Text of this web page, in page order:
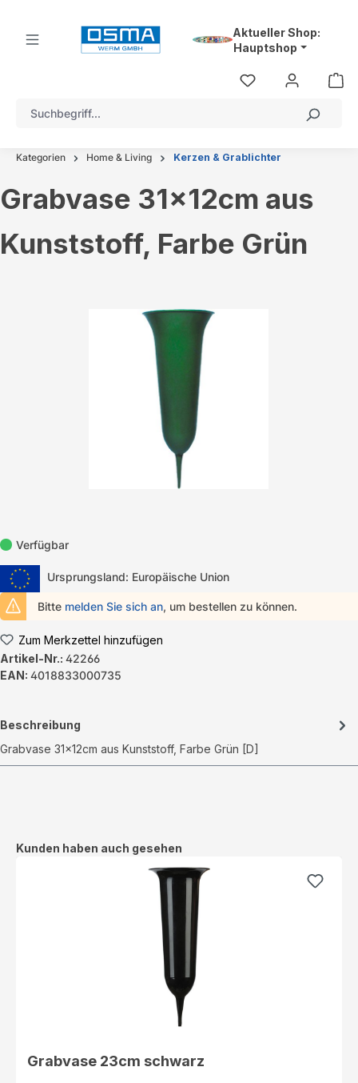
Aktueller Shop:
Hauptshop
Kategorien Home & Living Kerzen & Grablichter
Grabvase 31x12cm aus
Kunststoff, Farbe Grün
Verfügbar
Ursprungsland: Europäische Union
Bitte melden Sie sich an, um bestellen zu können.
Zum Merkzettel hinzufügen
Artikel-Nr.: 42266
EAN: 4018833000735
Beschreibung
Grabvase 31x12cm aus Kunststoff, Farbe Grün [D]
Produktgalerie überspringen
Kunden haben auch gesehen
Grabvase 23cm schwarz